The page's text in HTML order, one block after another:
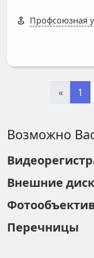
Профсоюзная
« 1
Возможно
Внешние
Перечницы